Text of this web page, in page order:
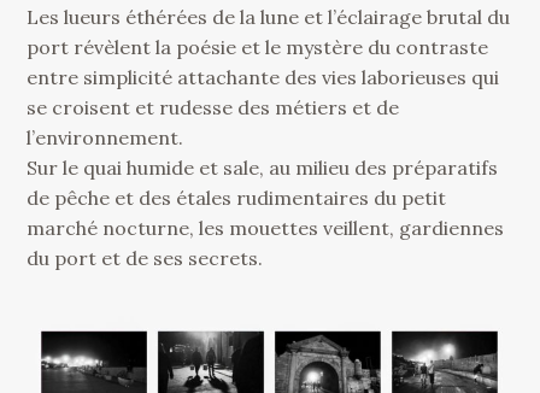
Les lueurs éthérées de la lune et l’éclairage brutal du
port révèlent la poésie et le mystère du contraste
entre simplicité attachante des vies laborieuses qui
se croisent et rudesse des métiers et de
l’environnement.
Sur le quai humide et sale, au milieu des préparatifs
de pêche et des étales rudimentaires du petit
marché nocturne, les mouettes veillent, gardiennes
du port et de ses secrets.